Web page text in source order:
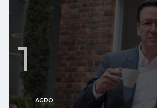
1
AGRO